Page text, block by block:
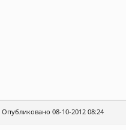
Опубликовано 08-10-2012 08:24